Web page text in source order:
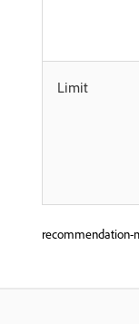
Limit
recommendation-